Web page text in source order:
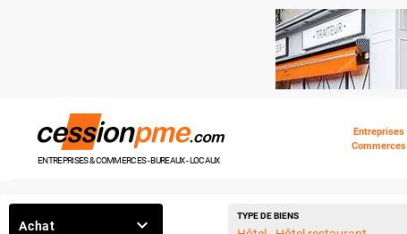
ENTREPRISES & COMMERCES - BUREAUX - LOCAUX
Entreprises
Commerces
Achat
TYPE DE BIENS